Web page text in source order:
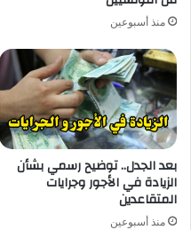
منذ أسبوعين
بعد الجدل.. توضيح رسمي بشأن
الزيادة في الأجور وجرايات
المتقاعدين
منذ أسبوعين